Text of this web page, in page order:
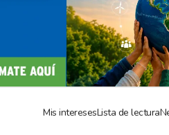
Mis interesesLista de lectura